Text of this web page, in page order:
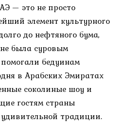
— это не просто
элемент культурного
до нефтяного бума,
была суровым
бедуинам
в Арабских Эмиратах
соколиные шоу и
гостям страны
традиции.